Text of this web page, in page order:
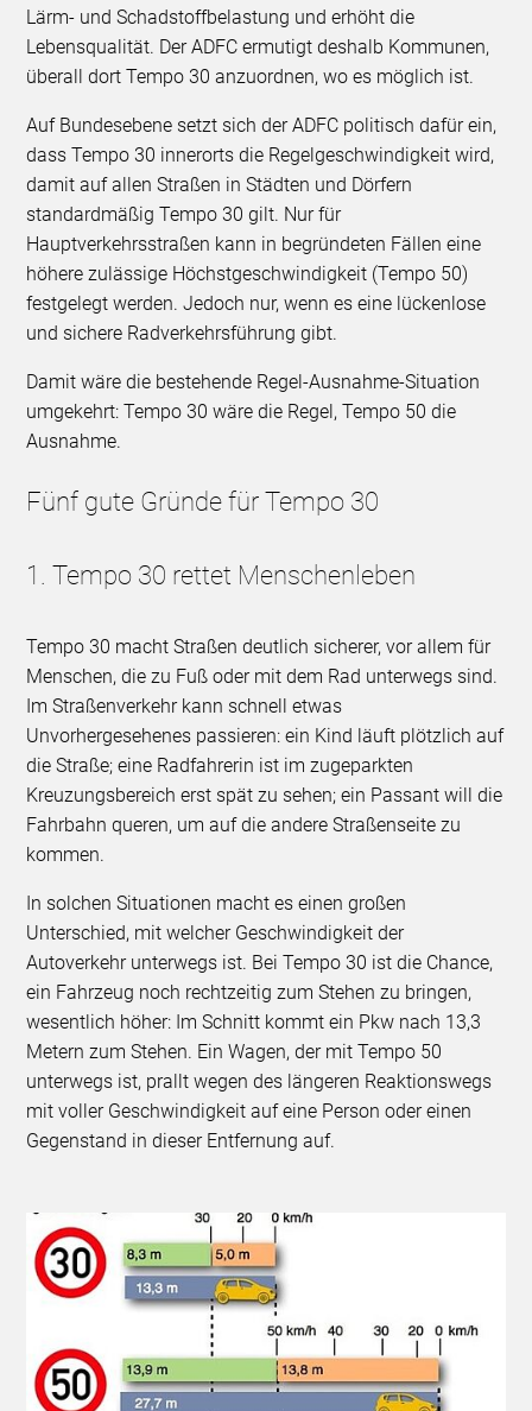
Lärm- und Schadstoffbelastung und erhöht die
Lebensqualität. Der ADFC ermutigt deshalb Kommunen,
überall dort Tempo 30 anzuordnen, wo es möglich ist.
Auf Bundesebene setzt sich der ADFC politisch dafür ein,
dass Tempo 30 innerorts die Regelgeschwindigkeit wird,
damit auf allen Straßen in Städten und Dörfern
standardmäßig Tempo 30 gilt. Nur für
Hauptverkehrsstraßen kann in begründeten Fällen eine
höhere zulässige Höchstgeschwindigkeit (Tempo 50)
festgelegt werden. Jedoch nur, wenn es eine lückenlose
und sichere Radverkehrsführung gibt.
Damit wäre die bestehende Regel-Ausnahme-Situation
umgekehrt: Tempo 30 wäre die Regel, Tempo 50 die
Ausnahme.
Fünf gute Gründe für Tempo 30
1. Tempo 30 rettet Menschenleben
Tempo 30 macht Straßen deutlich sicherer, vor allem für
Menschen, die zu Fuß oder mit dem Rad unterwegs sind.
Im Straßenverkehr kann schnell etwas
Unvorhergesehenes passieren: ein Kind läuft plötzlich auf
die Straße; eine Radfahrerin ist im zugeparkten
Kreuzungsbereich erst spät zu sehen; ein Passant will die
Fahrbahn queren, um auf die andere Straßenseite zu
kommen.
In solchen Situationen macht es einen großen
Unterschied, mit welcher Geschwindigkeit der
Autoverkehr unterwegs ist. Bei Tempo 30 ist die Chance,
ein Fahrzeug noch rechtzeitig zum Stehen zu bringen,
wesentlich höher: Im Schnitt kommt ein Pkw nach 13,3
Metern zum Stehen. Ein Wagen, der mit Tempo 50
unterwegs ist, prallt wegen des längeren Reaktionswegs
mit voller Geschwindigkeit auf eine Person oder einen
Gegenstand in dieser Entfernung auf.